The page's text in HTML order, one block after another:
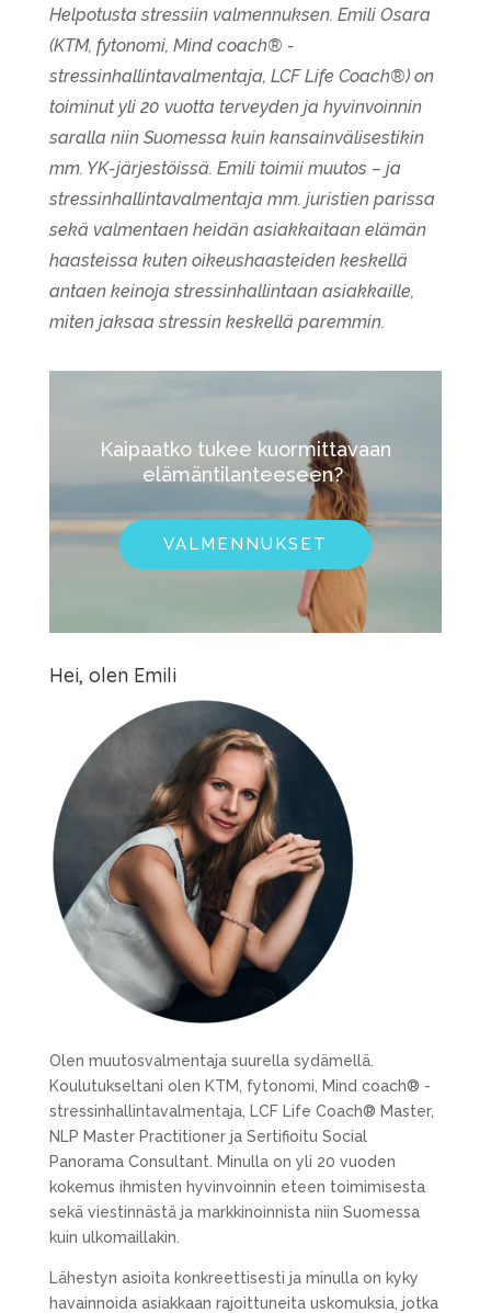
Helpotusta stressiin valmennuksen. Emili Osara
(KTM, fytonomi, Mind coach® -
stressinhallintavalmentaja, LCF Life Coach®) on
toiminut yli 20 vuotta terveyden ja hyvinvoinnin
saralla niin Suomessa kuin kansainvälisestikin
mm. YK-järjestöissä. Emili toimii muutos – ja
stressinhallintavalmentaja mm. juristien parissa
sekä valmentaen heidän asiakkaitaan elämän
haasteissa kuten oikeushaasteiden keskellä
antaen keinoja stressinhallintaan asiakkaille,
miten jaksaa stressin keskellä paremmin.
Kaipaatko tukee kuormittavaan
elämäntilanteeseen?
VALMENNUKSET
Hei, olen Emili
Olen muutosvalmentaja suurella sydämellä.
Koulutukseltani olen KTM, fytonomi, Mind coach® -
stressinhallintavalmentaja, LCF Life Coach® Master,
NLP Master Practitioner ja Sertifioitu Social
Panorama Consultant. Minulla on yli 20 vuoden
kokemus ihmisten hyvinvoinnin eteen toimimisesta
sekä viestinnästä ja markkinoinnista niin Suomessa
kuin ulkomaillakin.
Lähestyn asioita konkreettisesti ja minulla on kyky
havainnoida asiakkaan rajoittuneita uskomuksia, jotka